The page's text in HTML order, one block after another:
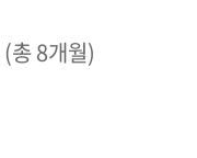
총 8개월)